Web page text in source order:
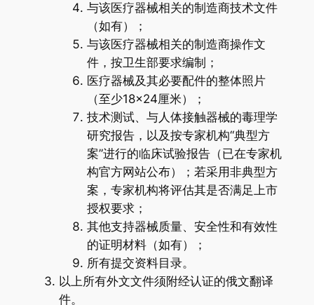
与该医疗器械相关的制造商技术文件
（如有）；
与该医疗器械相关的制造商操作文
件，按卫生部要求编制；
医疗器械及其必要配件的整体照片
（至少18×24厘米）；
技术测试、与人体接触器械的毒理学
研究报告，以及按专家机构“典型方
案”进行的临床试验报告（已在专家机
构官方网站公布）；若采用非典型方
案，专家机构将评估其是否满足上市
授权要求；
其他支持器械质量、安全性和有效性
的证明材料（如有）；
所有提交资料目录。
以上所有外文文件须附经认证的俄文翻译
件。